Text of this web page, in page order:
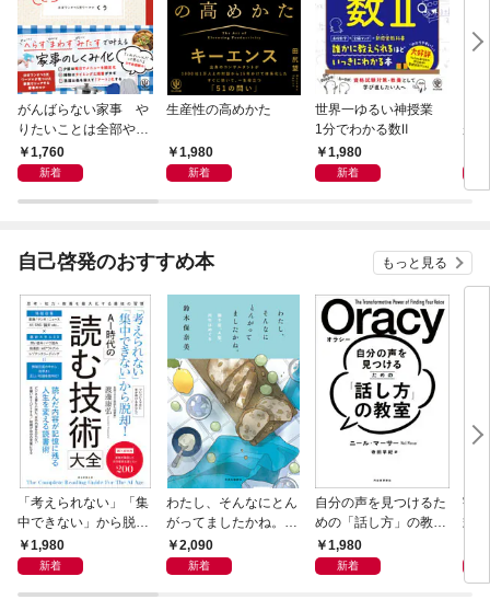
がんばらない家事 や
りたいことは全部や
る！ラクして整う「ご
きげん」ルール
1,760
新着
生産性の高めかた
1,980
新着
世界一ゆるい神授業
1分でわかる数Ⅱ
1,980
新着
が
自己啓発のおすすめ本 もっと見る
「考えられない」「集
中できない」から脱
却！ AI時代の読む技
術大全
1,980
新着
わたし、そんなにとん
がってましたかね。
獅子座、Ａ型、丙午は
めぐる
2,090
新着
自分の声を見つけるた
めの「話し方」の教
室 Ｏｒａｃｙ（オラ
シー）
1,980
新着
宇
式